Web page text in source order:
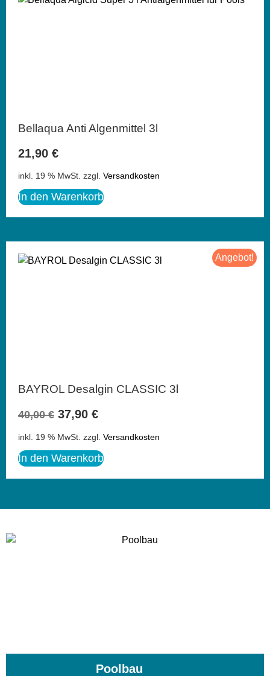
Bellaqua Anti Algenmittel 3l
21,90 €
inkl. 19 % MwSt. zzgl. Versandkosten
In den Warenkorb
Angebot!
BAYROL Desalgin CLASSIC 3l
40,00€ 37,90 €
inkl. 19 % MwSt. zzgl. Versandkosten
In den Warenkorb
Poolbau